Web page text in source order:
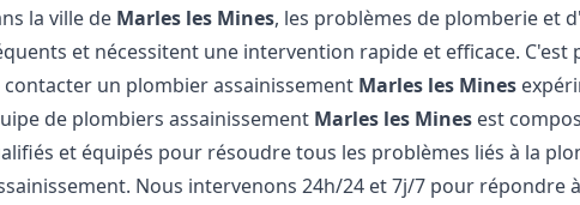
la ville de Marles les Mines, les problèmes de plomberie et
et nécessitent une intervention rapide et efficace. C'est
contacter un plombier assainissement Marles les Mines
de plombiers assainissement Marles les Mines est
et équipés pour résoudre tous les problèmes liés à la
Nous intervenons 24h/24 et 7j/7 pour répondre